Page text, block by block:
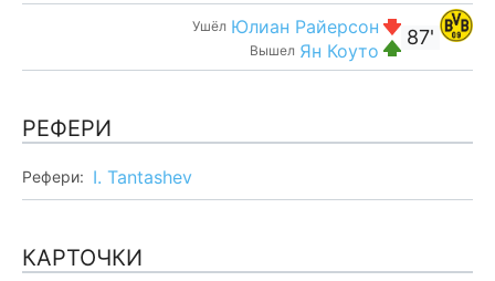
87'
Ушёл Юлиан Райерсон
Вышел Ян Коуто
РЕФЕРИ
Рефери: I. Tantashev
КАРТОЧКИ